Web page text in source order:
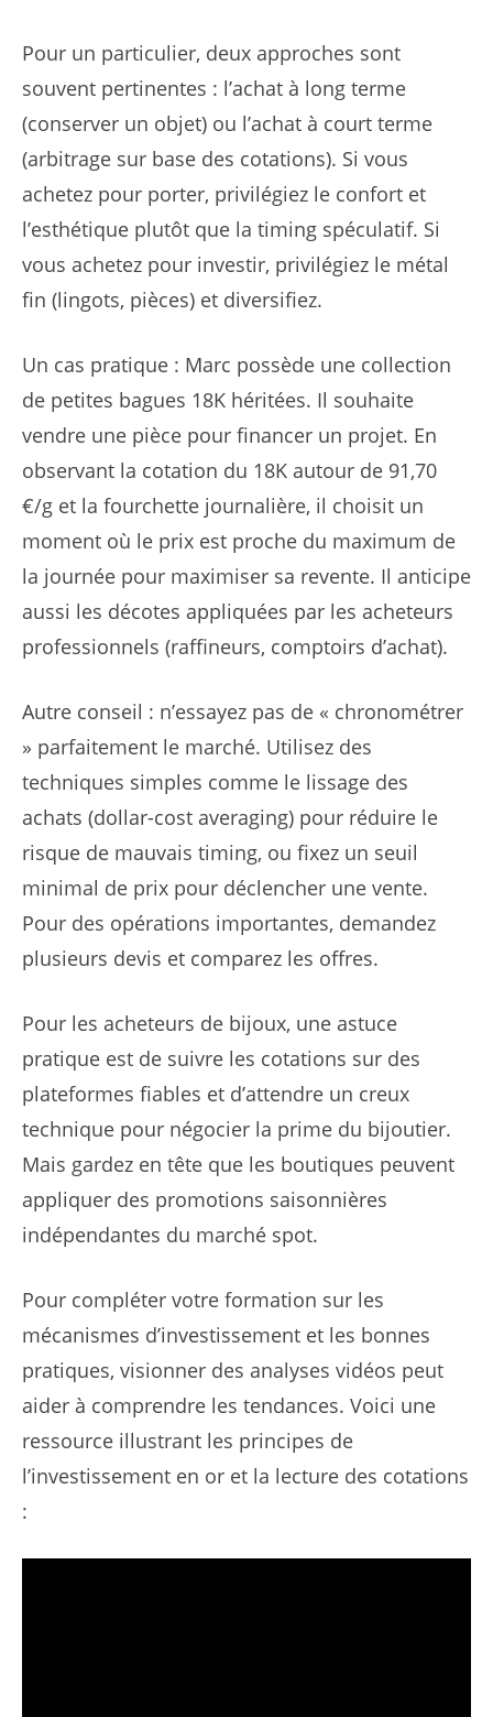
Pour un particulier, deux approches sont
souvent pertinentes : l’achat à long terme
(conserver un objet) ou l’achat à court terme
(arbitrage sur base des cotations). Si vous
achetez pour porter, privilégiez le confort et
l’esthétique plutôt que la timing spéculatif. Si
vous achetez pour investir, privilégiez le métal
fin (lingots, pièces) et diversifiez.
Un cas pratique : Marc possède une collection
de petites bagues 18K héritées. Il souhaite
vendre une pièce pour financer un projet. En
observant la cotation du 18K autour de 91,70
€/g et la fourchette journalière, il choisit un
moment où le prix est proche du maximum de
la journée pour maximiser sa revente. Il anticipe
aussi les décotes appliquées par les acheteurs
professionnels (raffineurs, comptoirs d’achat).
Autre conseil : n’essayez pas de « chronométrer
» parfaitement le marché. Utilisez des
techniques simples comme le lissage des
achats (dollar-cost averaging) pour réduire le
risque de mauvais timing, ou fixez un seuil
minimal de prix pour déclencher une vente.
Pour des opérations importantes, demandez
plusieurs devis et comparez les offres.
Pour les acheteurs de bijoux, une astuce
pratique est de suivre les cotations sur des
plateformes fiables et d’attendre un creux
technique pour négocier la prime du bijoutier.
Mais gardez en tête que les boutiques peuvent
appliquer des promotions saisonnières
indépendantes du marché spot.
Pour compléter votre formation sur les
mécanismes d’investissement et les bonnes
pratiques, visionner des analyses vidéos peut
aider à comprendre les tendances. Voici une
ressource illustrant les principes de
l’investissement en or et la lecture des cotations
: